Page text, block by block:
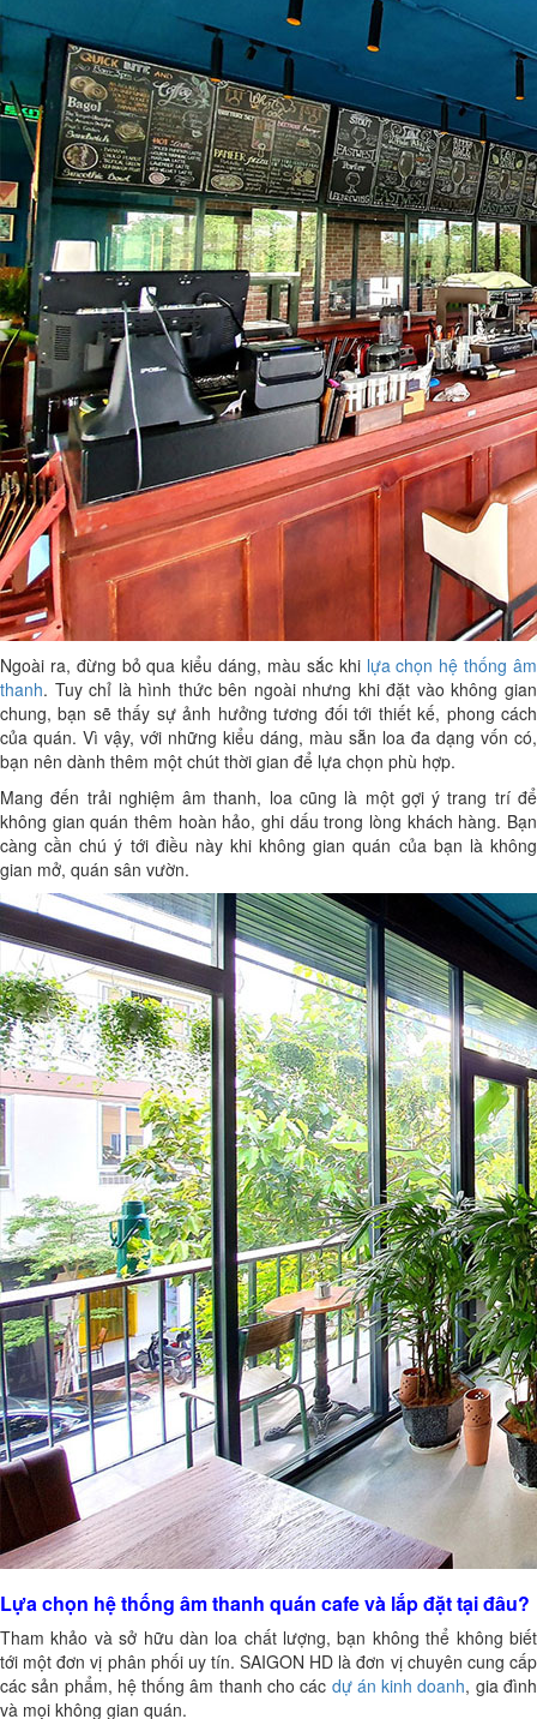
Ngoài ra, đừng bỏ qua kiểu dáng, màu sắc khi lựa chọn hệ thống âm
thanh. Tuy chỉ là hình thức bên ngoài nhưng khi đặt vào không gian
chung, bạn sẽ thấy sự ảnh hưởng tương đối tới thiết kế, phong cách
của quán. Vì vậy, với những kiểu dáng, màu sẵn loa đa dạng vốn có,
bạn nên dành thêm một chút thời gian để lựa chọn phù hợp.
Mang đến trải nghiệm âm thanh, loa cũng là một gợi ý trang trí để
không gian quán thêm hoàn hảo, ghi dấu trong lòng khách hàng. Bạn
càng cần chú ý tới điều này khi không gian quán của bạn là không
gian mở, quán sân vườn.
Lựa chọn hệ thống âm thanh quán cafe và lắp đặt tại đâu?
Tham khảo và sở hữu dàn loa chất lượng, bạn không thể không biết
tới một đơn vị phân phối uy tín. SAIGON HD là đơn vị chuyên cung cấp
các sản phẩm, hệ thống âm thanh cho các dự án kinh doanh, gia đình
và mọi không gian quán.